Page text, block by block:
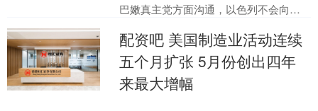
巴嫩真主党方面沟通，以色列不会向黎
意停火。 特朗普说，他....
配资吧 美国制造业活动连续
五个月扩张 5月份创出四年
来最大增幅